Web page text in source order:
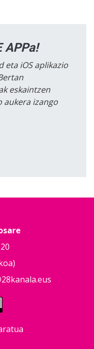
APPa!
eta iOS aplikazio
eskaintzen
aukera izango